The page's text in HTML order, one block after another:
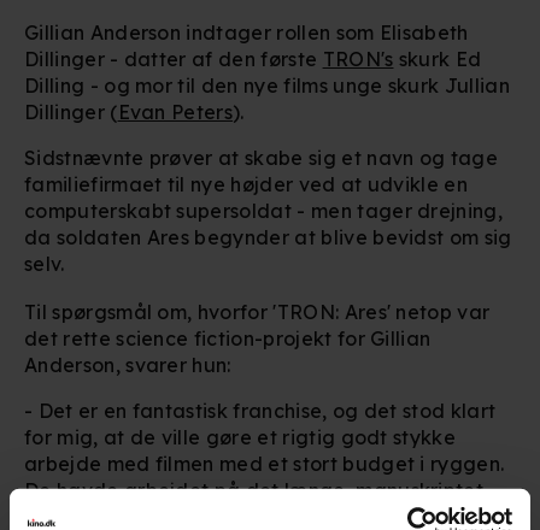
Gillian Anderson indtager rollen som Elisabeth
Dillinger - datter af den første TRON's skurk Ed
Dilling - og mor til den nye films unge skurk Jullian
Dillinger (Evan Peters).
Sidstnævnte prøver at skabe sig et navn og tage
familiefirmaet til nye højder ved at udvikle en
computerskabt supersoldat - men tager drejning,
da soldaten Ares begynder at blive bevidst om sig
selv.
Til spørgsmål om, hvorfor 'TRON: Ares' netop var
det rette science fiction-projekt for Gillian
Anderson, svarer hun:
- Det er en fantastisk franchise, og det stod klart
for mig, at de ville gøre et rigtig godt stykke
arbejde med filmen med et stort budget i ryggen.
De havde arbejdet på det længe, manuskriptet
var godt.